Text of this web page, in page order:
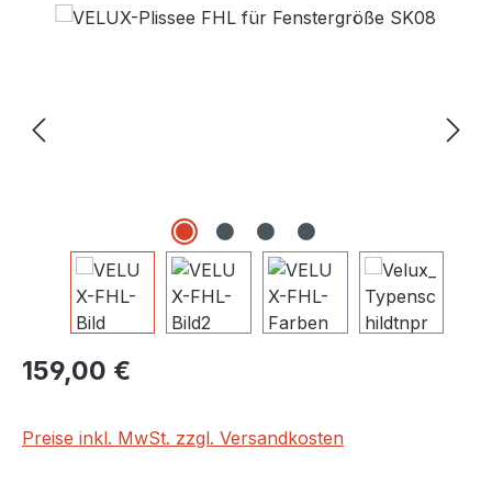
Bildergalerie überspringen
Regulärer Preis:
159,00 €
Preise inkl. MwSt. zzgl. Versandkosten